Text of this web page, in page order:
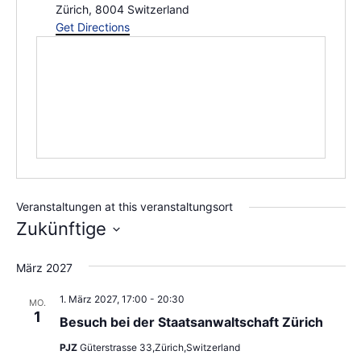
Zürich, 8004 Switzerland
Get Directions
Veranstaltungen at this veranstaltungsort
Zukünftige
Sie
das
aus.
März 2027
MO.
1 Besuch bei der Staatsanwaltschaft Zürich
1. März 2027, 17:00 - 20:30
PJZ Güterstrasse 33,Zürich,Switzerland